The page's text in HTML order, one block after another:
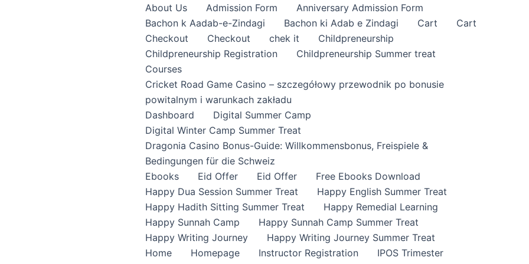
About Us Admission Form
Anniversary Admission Form
Bachon k Aadab-e-Zindagi
Bachon ki Adab e Zindagi Cart
Cart
Checkout
Checkout chek it
Childpreneurship
Childpreneurship Registration
Childpreneurship Summer treat
Courses
Cricket Road Game Casino – szczegółowy przewodnik po bonusie
powitalnym i warunkach zakładu
Dashboard
Digital Summer Camp
Digital Winter Camp Summer Treat
Dragonia Casino Bonus-Guide: Willkommensbonus, Freispiele &
Bedingungen für die Schweiz
Ebooks
Eid Offer Eid Offer
Free Ebooks Download
Happy Dua Session Summer Treat
Happy English Summer Treat
Happy Hadith Sitting Summer Treat
Happy Remedial Learning
Happy Sunnah Camp
Happy Sunnah Camp Summer Treat
Happy Writing Journey
Happy Writing Journey Summer Treat
Home
Homepage Instructor Registration
IPOS Trimester